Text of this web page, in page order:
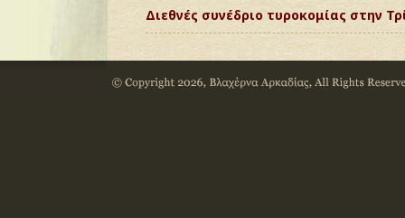
Διεθνές συνέδριο τυροκομίας στην